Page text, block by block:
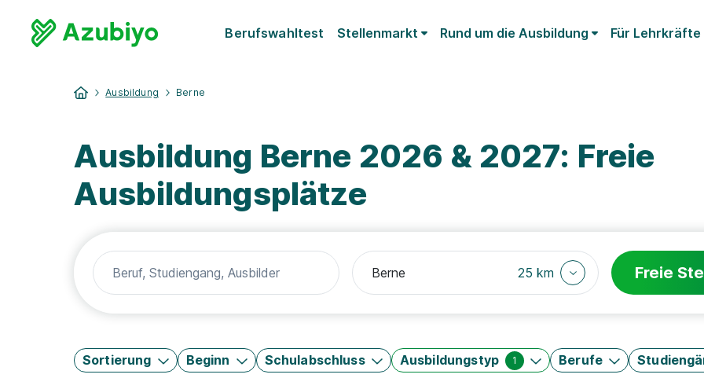
Berufswahltest Stellenmarkt Rund um die Ausbildung Für Lehrkräfte
Ausbildung Berne
Ausbildung Berne 2026 & 2027: Freie
Ausbildungsplätze
25 km Freie
Sortierung Beginn Schulabschluss Ausbildungstyp 1 Berufe